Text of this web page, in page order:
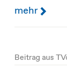
mehr
Beitrag aus